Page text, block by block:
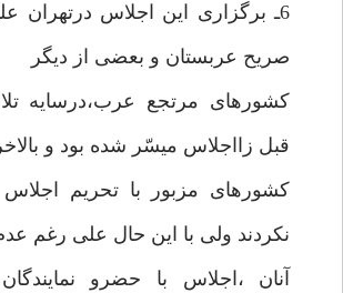
6ـ برگزاری این اجلاس درتهران
صریح عربستان و بعضی از دیگر
کشورهای مرتجع عرب،درسایه
قبل زااجلاس میسّر شده بود و
کشورهای مزبور با تحریم
نکردند ولی با این حال علی رغم
آنان ،اجلاس با حضرو